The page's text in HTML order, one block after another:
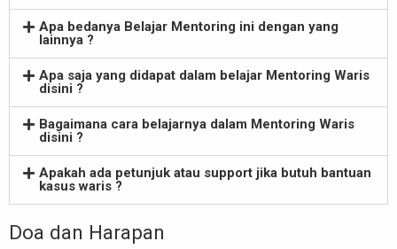
Apa bedanya Belajar Mentoring ini dengan yang
lainnya ?​
Apa saja yang didapat dalam belajar Mentoring Waris
disini ?
Bagaimana cara belajarnya dalam Mentoring Waris
disini ?
Apakah ada petunjuk atau support jika butuh bantuan
kasus waris ?
Doa dan Harapan